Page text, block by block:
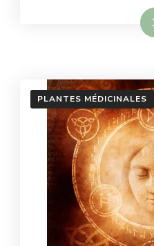
Lire la suite
PLANTES MÉDICINALES